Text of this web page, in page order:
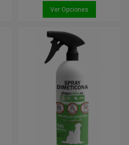
Ver Opciones